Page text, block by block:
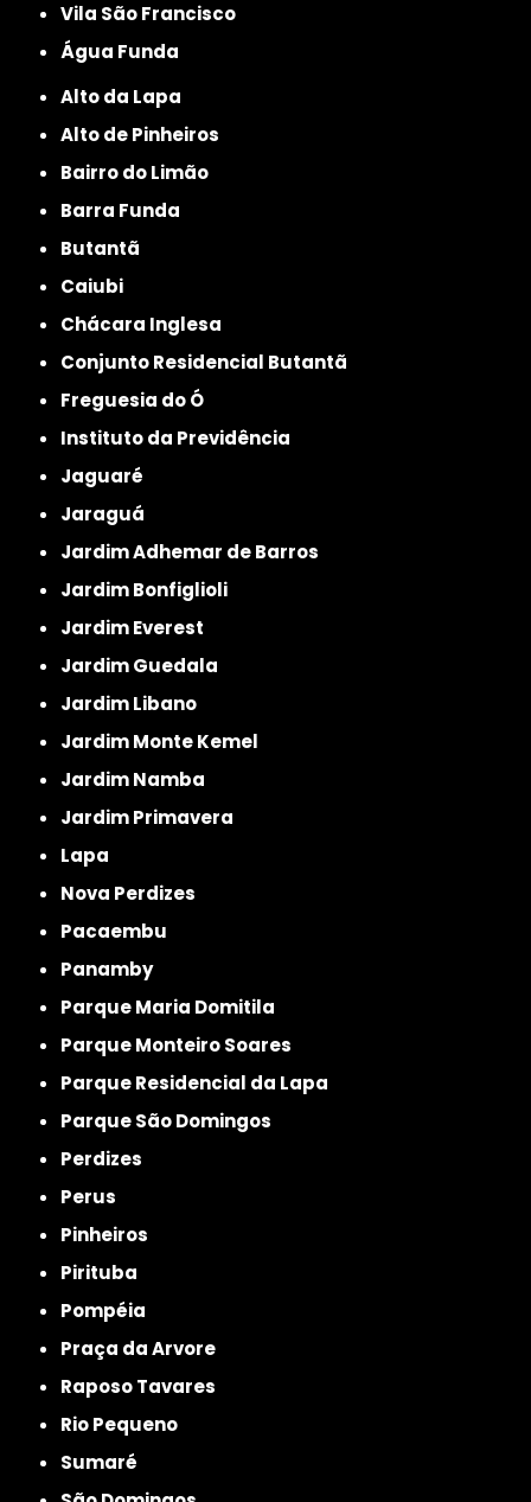
Vila São Francisco
Água Funda
Alto da Lapa
Alto de Pinheiros
Bairro do Limão
Barra Funda
Butantã
Caiubi
Chácara Inglesa
Conjunto Residencial Butantã
Freguesia do Ó
Instituto da Previdência
Jaguaré
Jaraguá
Jardim Adhemar de Barros
Jardim Bonfiglioli
Jardim Everest
Jardim Guedala
Jardim Libano
Jardim Monte Kemel
Jardim Namba
Jardim Primavera
Lapa
Nova Perdizes
Pacaembu
Panamby
Parque Maria Domitila
Parque Monteiro Soares
Parque Residencial da Lapa
Parque São Domingos
Perdizes
Perus
Pinheiros
Pirituba
Pompéia
Praça da Arvore
Raposo Tavares
Rio Pequeno
Sumaré